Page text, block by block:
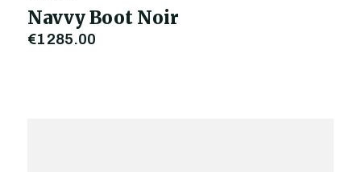
Navvy Boot Noir
€1 285,00